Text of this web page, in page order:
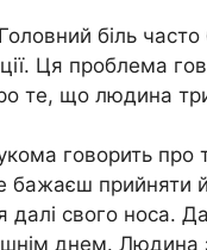
Головний біль
Ця проблема
те, що людина
говорить
бажаєш прийняти
далі свого носа.
днем. Людина